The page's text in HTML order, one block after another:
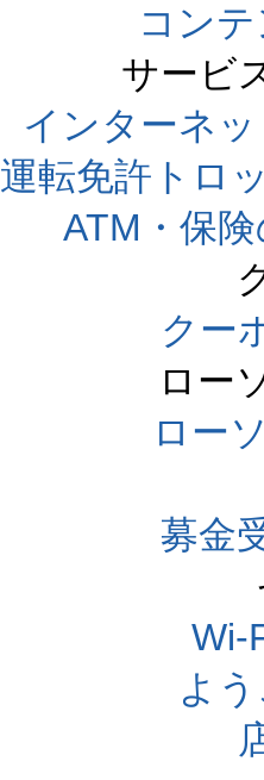
コン
サービ
インターネ
運転免許トロ
ATM・保
クー
ロー
ロー
募金
Wi-
よ